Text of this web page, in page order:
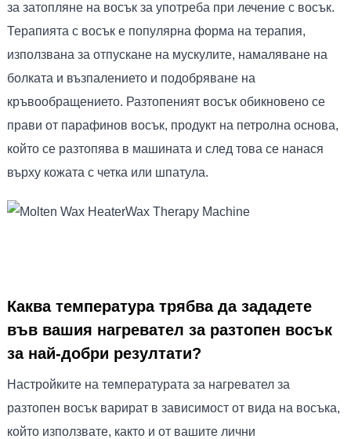
за затопляне на восък за употреба при лечение с восък.
Терапията с восък е популярна форма на терапия,
използвана за отпускане на мускулите, намаляване на
болката и възпалението и подобряване на
кръвообращението. Разтопеният восък обикновено се
прави от парафинов восък, продукт на петролна основа,
който се разтопява в машината и след това се нанася
върху кожата с четка или шпатула.
Каква температура трябва да зададете
във вашия нагревател за разтопен восък
за най-добри резултати?
Настройките на температурата за нагревател за
разтопен восък варират в зависимост от вида на восъка,
който използвате, както и от вашите лични